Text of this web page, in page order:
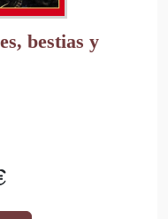
bestias y